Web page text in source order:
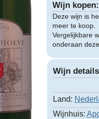
Wijn kopen:
Deze wijn is
meer te koop.
Vergelijkbare
onderaan
Wijn
Land:
Wijnhuis: